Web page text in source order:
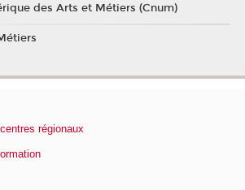
des Arts et Métiers (Cnum)
régionaux